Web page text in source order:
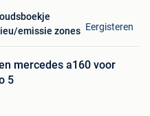
emissie zones Eergisteren
mercedes a160 voor
5